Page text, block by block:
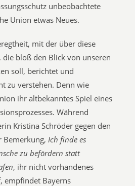
unbeobachtete
Union etwas Neues.
mit der über diese
die bloß den Blick von unseren
soll, berichtet und
zu verstehen. Denn wie
ihr altbekanntes Spiel eines
Während
Kristina Schröder gegen den
Bemerkung, Ich finde es
zu befördern statt
, ihr nicht vorhandenes
empfindet Bayerns